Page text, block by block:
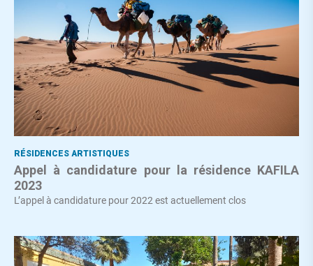
RÉSIDENCES ARTISTIQUES
Appel à candidature pour la résidence KAFILA
2023
L’appel à candidature pour 2022 est actuellement clos